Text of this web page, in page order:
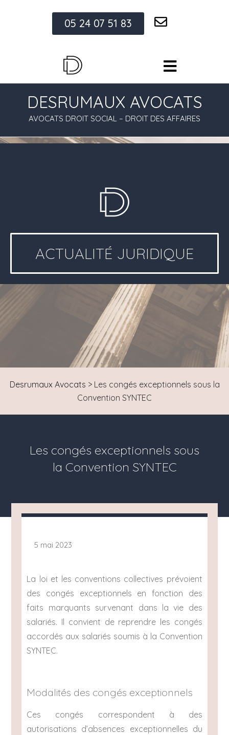
05 24 07 51 83
DESRUMAUX AVOCATS
AVOCATS DROIT SOCIAL – DROIT DES AFFAIRES
ACTUALITÉ JURIDIQUE
Desrumaux Avocats > Les congés exceptionnels sous la
Convention SYNTEC
Les congés exceptionnels sous
la Convention SYNTEC
5 mai 2023
La loi et les conventions collectives prévoient
des congés exceptionnels en fonction des
faits marquants survenant dans la vie des
salariés. Il convient de reprendre les congés
accordés aux salariés soumis à la Convention
SYNTEC.
Modalités des congés exceptionnels
Ces congés correspondent à des
autorisations d’absences exceptionnelles du